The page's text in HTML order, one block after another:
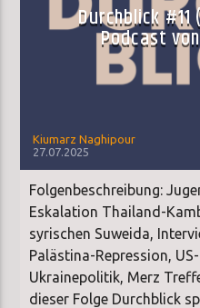
Durchblick
Podcast
Kiumarz Naghipour
27.07.2025
Folgenbeschreibung:
Eskalation Thailand-
syrischen Suweida,
Palästina-Repression,
Ukrainepolitik, Merz
dieser Folge Durchblick